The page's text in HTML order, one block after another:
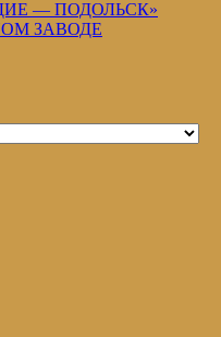
— ПОДОЛЬСК»
ЗАВОДЕ